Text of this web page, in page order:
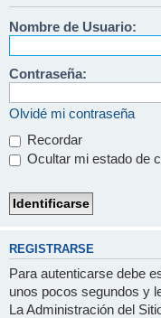
Nombre de Usuario:
Contraseña:
Olvidé mi contraseña
Recordar
Ocultar mi estado de
REGISTRARSE
Para autenticarse debe
unos pocos segundos y
La Administración del